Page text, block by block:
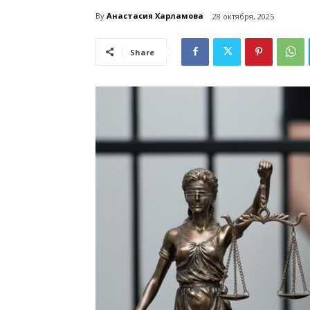
By Анастасия Харламова 28 октября, 2025
Share